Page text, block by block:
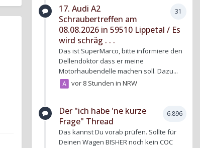
31
17. Audi A2
Schraubertreffen am
08.08.2026 in 59510 Lippetal / Es
wird schräg . . .
Das ist SuperMarco, bitte informiere den
Dellendoktor dass er meine
Motorhaubendelle machen soll. Dazu...
vor 8 Stunden inNRW
6.896
Der "ich habe 'ne kurze
Frage" Thread
Das kannst Du vorab prüfen. Sollte für
Deinen Wagen BISHER noch kein COC